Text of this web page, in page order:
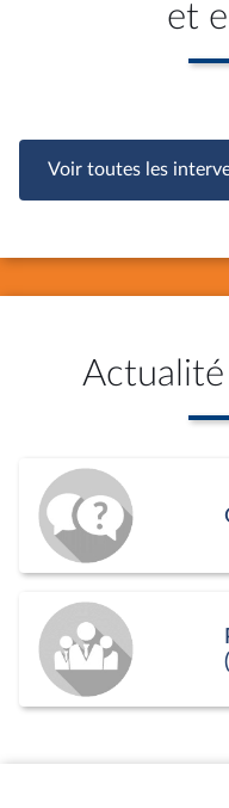
et
Voir toutes les